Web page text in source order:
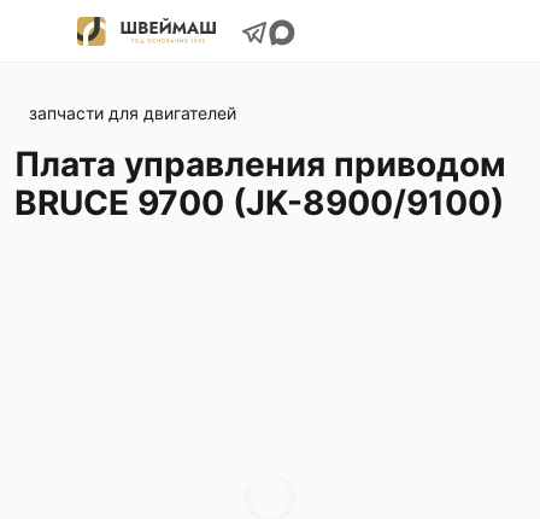
запчасти для двигателей
Плата управления приводом
BRUCE 9700 (JK-8900/9100)